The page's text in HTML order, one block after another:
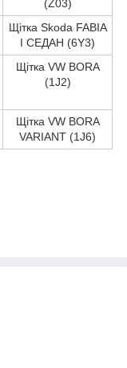
(Z03)
Щітка Skoda FABIA
I СЕДАН (6Y3)
Щітка VW BORA
(1J2)
Щітка VW BORA
VARIANT (1J6)